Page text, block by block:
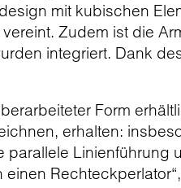
mit kubischen
Zudem ist die
integriert. Dank
Form
erhalten:
parallele